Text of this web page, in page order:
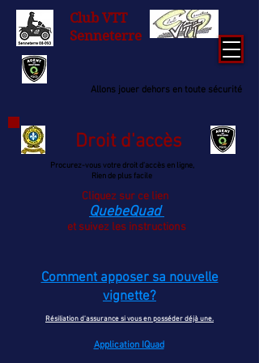
Club VTT
Senneterre
Allons jouer dehors en toute sécurité
Droit d'accès
Procurez-vous votre droit d'accès en ligne,
Rien de plus facile
Cliquez sur ce lien
QuebeQuad
et suivez les instructions
Comment apposer sa nouvelle
vignette?
Résiliation d'assurancesi vous en posséderdéjàune.
Application IQuad